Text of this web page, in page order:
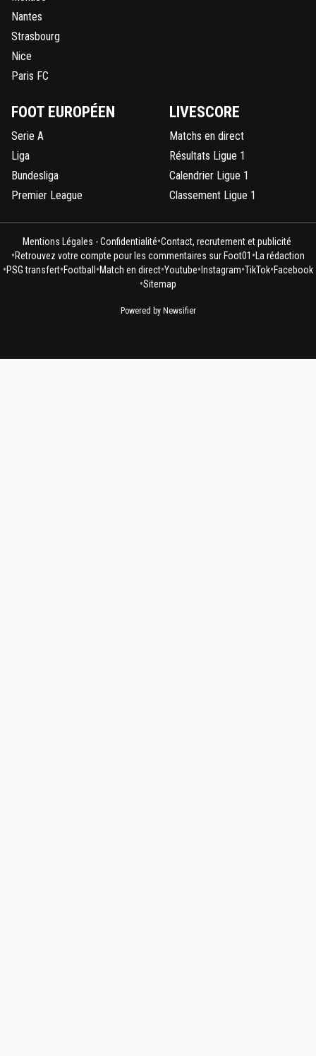
Nantes
Strasbourg
Nice
Paris FC
FOOT EUROPÉEN
Serie A
Liga
Bundesliga
Premier League
LIVESCORE
Matchs en direct
Résultats Ligue 1
Calendrier Ligue 1
Classement Ligue 1
Mentions Légales - Confidentialité•Contact, recrutement et publicité
•Retrouvez votre compte pour les commentaires sur Foot01 • La rédaction
•PSG transfert•Football •Match en direct•Youtube• Instagram•TikTok•Facebook
•Sitemap
Powered by Newsifier